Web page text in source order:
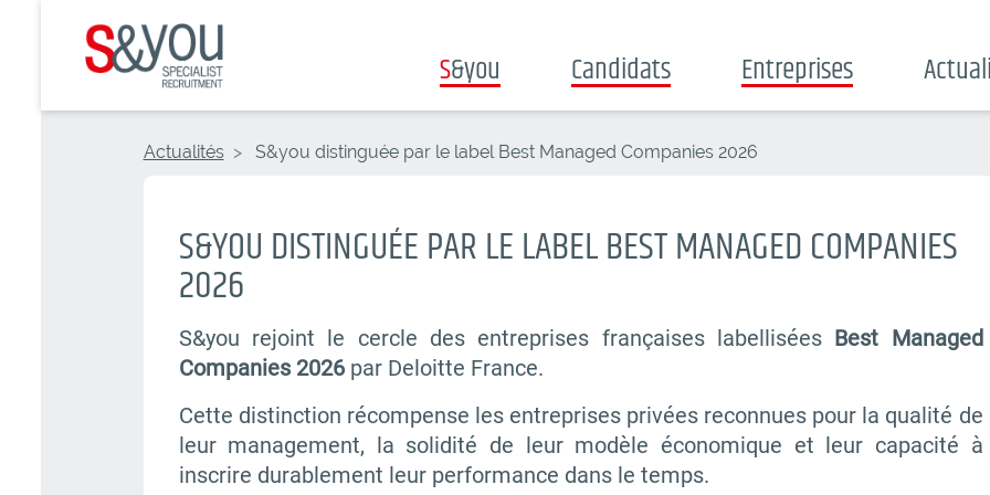
principal
S&you Candidats Entreprises
Fil
Actualités S&you distinguée par le label Best Managed Companies 2026
S&YOU DISTINGUÉE PAR LE LABEL BEST MANAGED COMPANIES
2026
S&you rejoint le cercle des entreprises françaises labellisées Best Managed
Companies 2026par Deloitte France.
Cette distinction récompense les entreprises privées reconnues pour la qualité de
leur management, la solidité de leur modèle économique et leur capacité à
inscrire durablement leur performance dans le temps.